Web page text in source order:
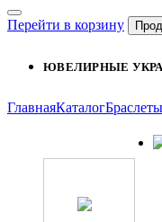
Перейти в корзину
ЮВЕЛИРНЫЕ
ГлавнаяКаталогБраслеты